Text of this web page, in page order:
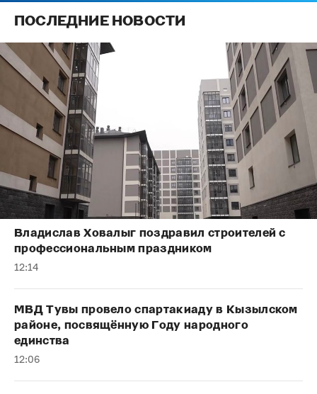
ПОСЛЕДНИЕ НОВОСТИ
Владислав Ховалыг поздравил строителей с
профессиональным праздником
12:14
МВД Тувы провело спартакиаду в Кызылском
районе, посвящённую Году народного
единства
12:06